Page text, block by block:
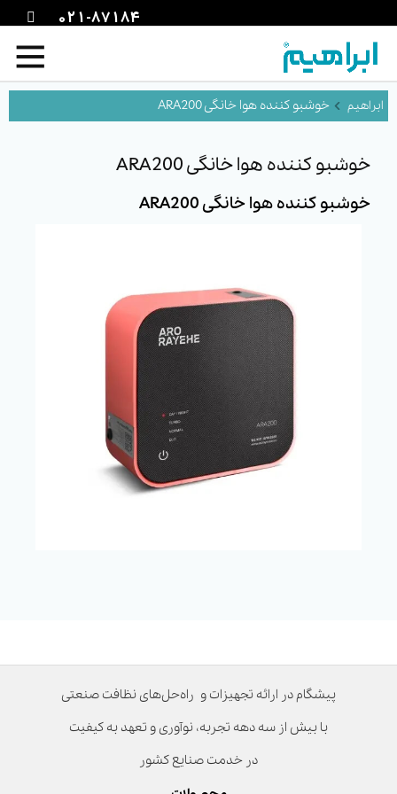
021-87184
خوشبو کننده هوا خانگی ARA200
خوشبو کننده هوا خانگی ARA200
خوشبو کننده هوا خانگی ARA200
پیشگام در ارائه تجهیزات و راه‌حل‌های نظافت صنعتی
با بیش از سه دهه تجربه، نوآوری و تعهد به کیفیت
در خدمت صنایع کشور